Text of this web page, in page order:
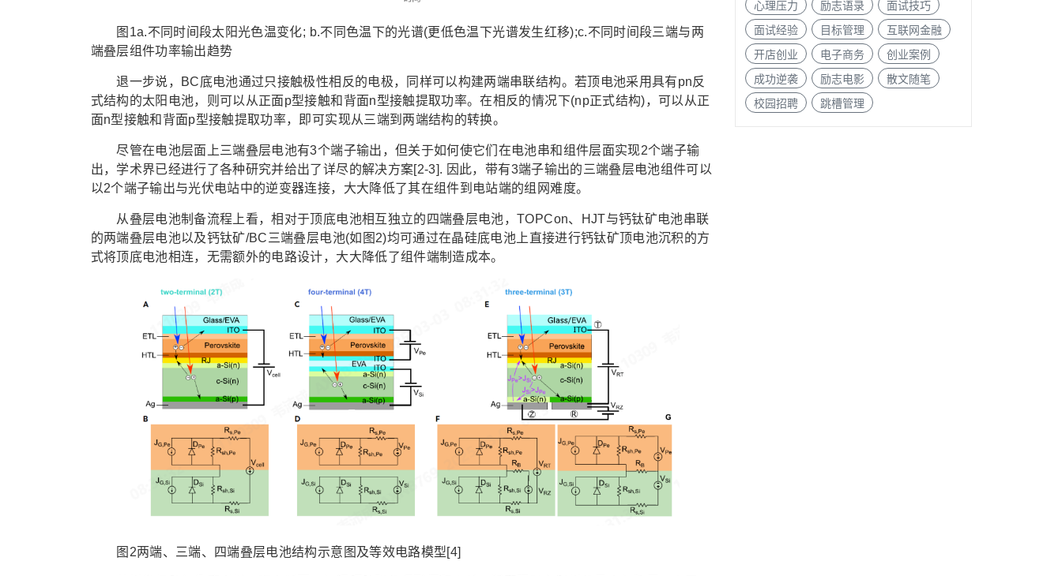
图1a.不同时间段太阳光色温变化; b.不同色温下的光谱(更低色温下光谱发生红移);c.不同时间段三端与两
端叠层组件功率输出趋势
退一步说，BC底电池通过只接触极性相反的电极，同样可以构建两端串联结构。若顶电池采用具有pn反
式结构的太阳电池，则可以从正面p型接触和背面n型接触提取功率。在相反的情况下(np正式结构)，可以从正
面n型接触和背面p型接触提取功率，即可实现从三端到两端结构的转换。
尽管在电池层面上三端叠层电池有3个端子输出，但关于如何使它们在电池串和组件层面实现2个端子输
出，学术界已经进行了各种研究并给出了详尽的解决方案[2-3]. 因此，带有3端子输出的三端叠层电池组件可以
以2个端子输出与光伏电站中的逆变器连接，大大降低了其在组件到电站端的组网难度。
从叠层电池制备流程上看，相对于顶底电池相互独立的四端叠层电池，TOPCon、HJT与钙钛矿电池串联
的两端叠层电池以及钙钛矿/BC三端叠层电池(如图2)均可通过在晶硅底电池上直接进行钙钛矿顶电池沉积的方
式将顶底电池相连，无需额外的电路设计，大大降低了组件端制造成本。
图2两端、三端、四端叠层电池结构示意图及等效电路模型[4]
心理压力
励志语录
面试技巧
面试经验
目标管理
互联网金融
开店创业
电子商务
创业案例
成功逆袭
励志电影
散文随笔
校园招聘
跳槽管理